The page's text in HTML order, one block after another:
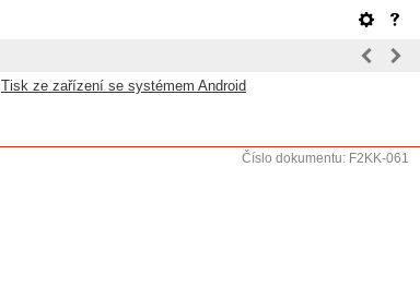
Tisk ze zařízení se systémem Android
Číslo dokumentu: F2KK-061